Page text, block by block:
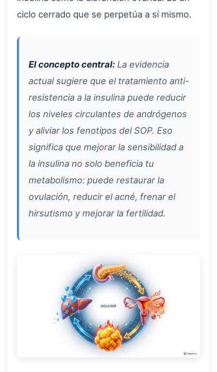
ciclo cerrado que se perpetúa a sí mismo.
El concepto central: La evidencia
actual sugiere que el tratamiento anti-
resistencia a la insulina puede reducir
los niveles circulantes de andrógenos
y aliviar los fenotipos del SOP. Eso
significa que mejorar la sensibilidad a
la insulina no solo beneficia tu
metabolismo: puede restaurar la
ovulación, reducir el acné, frenar el
hirsutismo y mejorar la fertilidad.